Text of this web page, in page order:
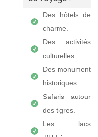
Des hôtels de
charme.
Des activités
culturelles.
Des monument
historiques.
Safaris autour
des tigres.
Les lacs